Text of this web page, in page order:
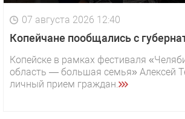
07 августа 2026 12:40
Копейчане пообщались с
Копейске в рамках фестиваля
область — большая семья» Алексей
личный прием граждан.